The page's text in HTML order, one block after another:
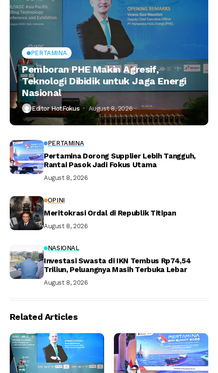
PERTAMINA
Pemboran PHE Makin Agresif,
Teknologi Dibidik untuk Jaga Energi
Nasional
Editor HotFokus August 8, 2026
PERTAMINA
Pertamina Dorong Supplier Lebih Tangguh,
Rantai Pasok Jadi Fokus Utama
August 8, 2026
OPINI
Meritokrasi Ordal di Republik Titipan
August 8, 2026
NASIONAL
Investasi Swasta di IKN Tembus Rp74,54
Triliun, Peluangnya Masih Terbuka Lebar
August 8, 2026
Related Articles